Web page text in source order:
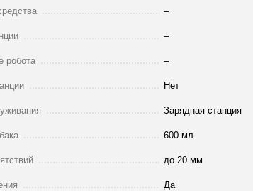
–
–
робота –
Нет
Зарядная станция
600 мл
до 20 мм
Да